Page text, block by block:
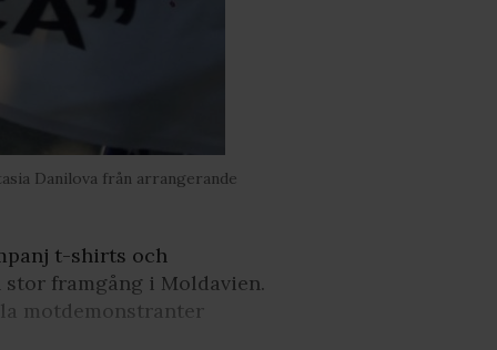
Danilova från arrangerande
t-shirts och
framgång i Moldavien.
motdemonstranter